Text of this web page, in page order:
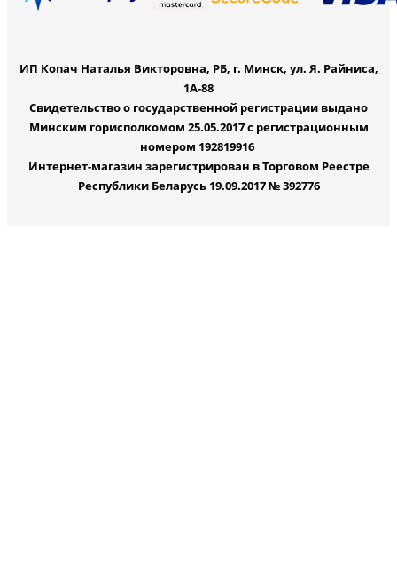
ИП Копач Наталья Викторовна, РБ, г. Минск, ул. Я. Райниса,
1А-88
Свидетельство о государственной регистрации выдано
Минским горисполкомом 25.05.2017 с регистрационным
номером 192819916
Интернет-магазин зарегистрирован в Торговом Реестре
Республики Беларусь 19.09.2017 № 392776